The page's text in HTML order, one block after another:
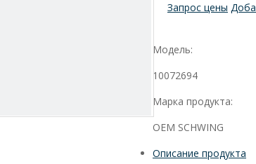
Запрос цены
Модель:
10072694
Марка продукта:
OEM SCHWING
Описание продукта